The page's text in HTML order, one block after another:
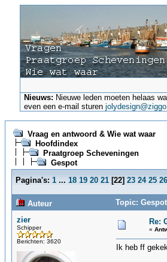
Nieuws: Nieuwe leden moeten helaas
even een e-mail sturen
Vraag en antwoord & Wie wat waar
Hoofdindex
Praatgroep Scheveningen
Gespot
Pagina's: 1 ... 18 19 20 21 [22] 23 24 25 26
Auteur
Topic:
zier
Schipper
Berichten: 3620
Re:
«
Ik heb ff